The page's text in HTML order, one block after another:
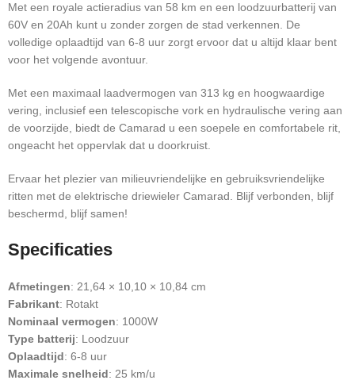
Met een royale actieradius van 58 km en een loodzuurbatterij van
60V en 20Ah kunt u zonder zorgen de stad verkennen. De
volledige oplaadtijd van 6-8 uur zorgt ervoor dat u altijd klaar bent
voor het volgende avontuur.
Met een maximaal laadvermogen van 313 kg en hoogwaardige
vering, inclusief een telescopische vork en hydraulische vering aan
de voorzijde, biedt de Camarad u een soepele en comfortabele rit,
ongeacht het oppervlak dat u doorkruist.
Ervaar het plezier van milieuvriendelijke en gebruiksvriendelijke
ritten met de elektrische driewieler Camarad. Blijf verbonden, blijf
beschermd, blijf samen!
Specificaties
Afmetingen: 21,64 × 10,10 × 10,84 cm
Fabrikant: Rotakt
Nominaal vermogen: 1000W
Type batterij: Loodzuur
Oplaadtijd: 6-8 uur
Maximale snelheid: 25 km/u